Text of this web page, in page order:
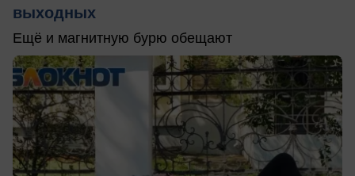
выходных
Ещё и магнитную бурю обещают